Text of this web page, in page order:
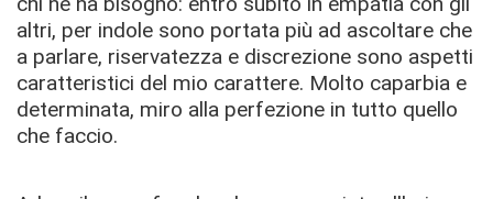
altri, per indole sono portata più ad ascoltare che
a parlare, riservatezza e discrezione sono aspetti
caratteristici del mio carattere. Molto caparbia e
determinata, miro alla perfezione in tutto quello
che faccio.